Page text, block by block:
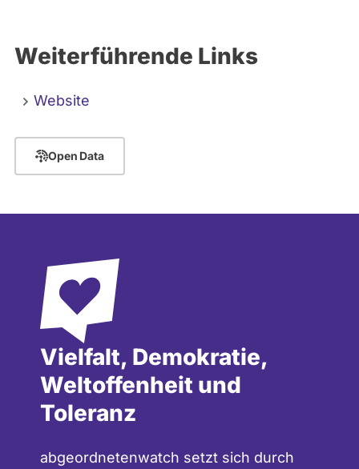
Weiterführende Links
Website
Open Data
Vielfalt, Demokratie,
Weltoffenheit und
Toleranz
abgeordnetenwatch setzt sich durch